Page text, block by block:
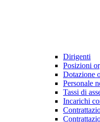
Dirigenti
Posizioni
Dotazione
Personale
Tassi di
Incarichi